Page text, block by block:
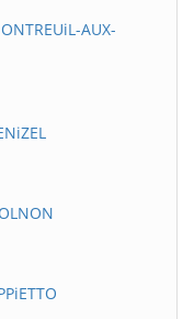
AUX-